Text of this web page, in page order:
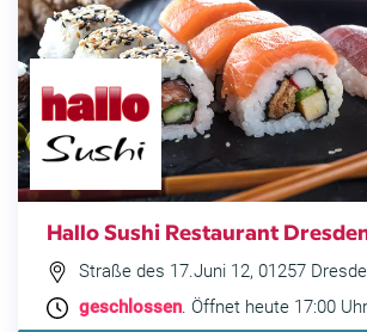
Hallo Sushi Restaurant
Straße des 17.Juni 12, 01257
geschlossen. Öffnet heute 17:00 Uhr